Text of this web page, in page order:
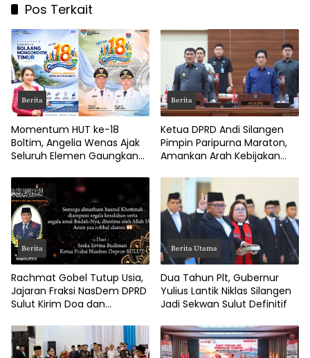
Pos Terkait
Berita
Momentum HUT ke-18
Boltim, Angelia Wenas Ajak
Seluruh Elemen Gaungkan
Berita
Ketua DPRD Andi Silangen
Pimpin Paripurna Maraton,
Amankan Arah Kebijakan
Berita
Rachmat Gobel Tutup Usia,
Jajaran Fraksi NasDem DPRD
Sulut Kirim Doa dan
Berita Utama
Dua Tahun Plt, Gubernur
Yulius Lantik Niklas Silangen
Jadi Sekwan Sulut Definitif